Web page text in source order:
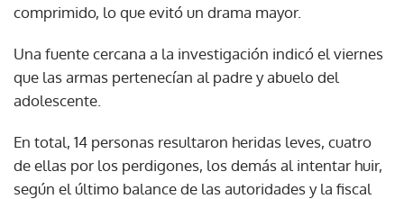
comprimido, lo que evitó un drama mayor.
Una fuente cercana a la investigación indicó el viernes
que las armas pertenecían al padre y abuelo del
adolescente.
En total, 14 personas resultaron heridas leves, cuatro
de ellas por los perdigones, los demás al intentar huir,
según el último balance de las autoridades y la fiscal